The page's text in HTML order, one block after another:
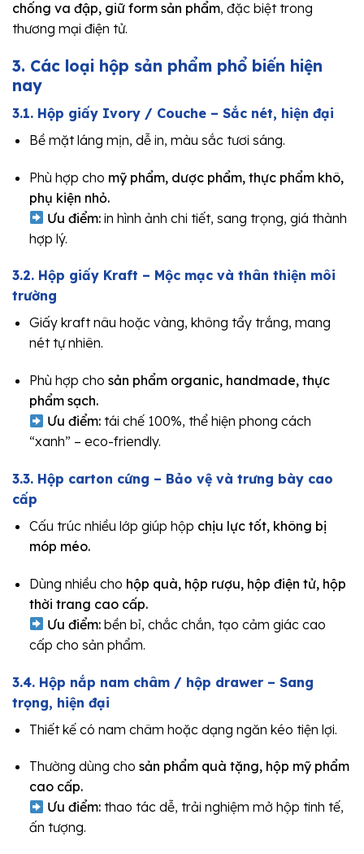
chống va đập, giữ form sản phẩm, đặc biệt trong
thương mại điện tử.
3. Các loại hộp sản phẩm phổ biến hiện
nay
3.1. Hộp giấy Ivory / Couche – Sắc nét, hiện đại
Bề mặt láng mịn, dễ in, màu sắc tươi sáng.
Phù hợp cho mỹ phẩm, dược phẩm, thực phẩm khô,
phụ kiện nhỏ.
Ưu điểm: in hình ảnh chi tiết, sang trọng, giá thành
hợp lý.
3.2. Hộp giấy Kraft – Mộc mạc và thân thiện môi
trường
Giấy kraft nâu hoặc vàng, không tẩy trắng, mang
nét tự nhiên.
Phù hợp cho sản phẩm organic, handmade, thực
phẩm sạch.
Ưu điểm: tái chế 100%, thể hiện phong cách
“xanh” – eco-friendly.
3.3. Hộp carton cứng – Bảo vệ và trưng bày cao
cấp
Cấu trúc nhiều lớp giúp hộp chịu lực tốt, không bị
móp méo.
Dùng nhiều cho hộp quà, hộp rượu, hộp điện tử, hộp
thời trang cao cấp.
Ưu điểm: bền bỉ, chắc chắn, tạo cảm giác cao
cấp cho sản phẩm.
3.4. Hộp nắp nam châm / hộp drawer – Sang
trọng, hiện đại
Thiết kế có nam châm hoặc dạng ngăn kéo tiện lợi.
Thường dùng cho sản phẩm quà tặng, hộp mỹ phẩm
cao cấp.
Ưu điểm: thao tác dễ, trải nghiệm mở hộp tinh tế,
ấn tượng.